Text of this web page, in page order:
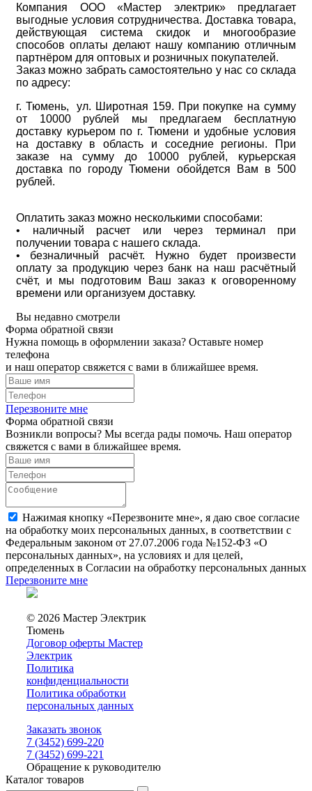
Компания ООО «Мастер электрик» предлагает
выгодные условия сотрудничества. Доставка товара,
действующая система скидок и многообразие
способов оплаты делают нашу компанию отличным
партнёром для оптовых и розничных покупателей.
Заказ можно забрать самостоятельно у нас со склада
по адресу:
г. Тюмень, ул. Широтная 159. При покупке на сумму
от 10000 рублей мы предлагаем бесплатную
доставку курьером по г. Тюмени и удобные условия
на доставку в область и соседние регионы. При
заказе на сумму до 10000 рублей, курьерская
доставка по городу Тюмени обойдется Вам в 500
рублей.
Оплатить заказ можно несколькими способами:
• наличный расчет или через терминал при
получении товара с нашего склада.
• безналичный расчёт. Нужно будет произвести
оплату за продукцию через банк на наш расчётный
счёт, и мы подготовим Ваш заказ к оговоренному
времени или организуем доставку.
Вы недавно смотрели
Форма обратной связи
Нужна помощь в оформлении заказа? Оставьте номер
телефона
и наш оператор свяжется с вами в ближайшее время.
Перезвоните мне
Форма обратной связи
Возникли вопросы? Мы всегда рады помочь. Наш оператор
свяжется с вами в ближайшее время.
Нажимая кнопку «Перезвоните мне», я даю свое согласие
на обработку моих персональных данных, в соответствии с
Федеральным законом от 27.07.2006 года №152-ФЗ «О
персональных данных», на условиях и для целей,
определенных в Согласии на обработку персональных данных
Перезвоните мне
© 2026 Мастер Электрик
Тюмень
Договор оферты Мастер
Электрик
Политика
конфиденциальности
Политика обработки
персональных данных
Заказать звонок
7 (3452) 699-220
7 (3452) 699-221
Обращение к руководителю
Каталог товаров